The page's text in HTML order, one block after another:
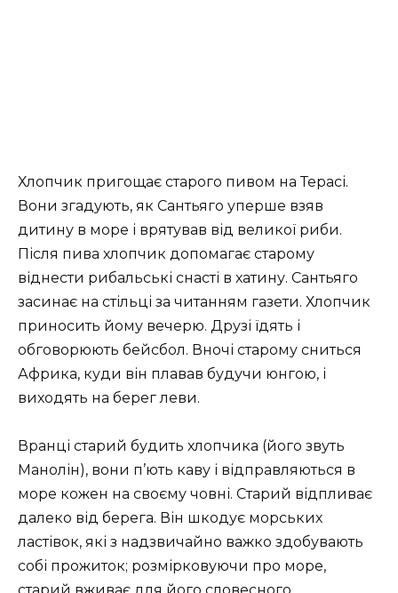
Хлопчик пригощає старого пивом на Терасі.
Вони згадують, як Сантьяго уперше взяв
дитину в море і врятував від великої риби.
Після пива хлопчик допомагає старому
віднести рибальські снасті в хатину. Сантьяго
засинає на стільці за читанням газети. Хлопчик
приносить йому вечерю. Друзі їдять і
обговорюють бейсбол. Вночі старому сниться
Африка, куди він плавав будучи юнгою, і
виходять на берег леви.
Вранці старий будить хлопчика (його звуть
Манолін), вони п’ють каву і відправляються в
море кожен на своєму човні. Старий відпливає
далеко від берега. Він шкодує морських
ластівок, які з надзвичайно важко здобувають
собі прожиток; розмірковуючи про море,